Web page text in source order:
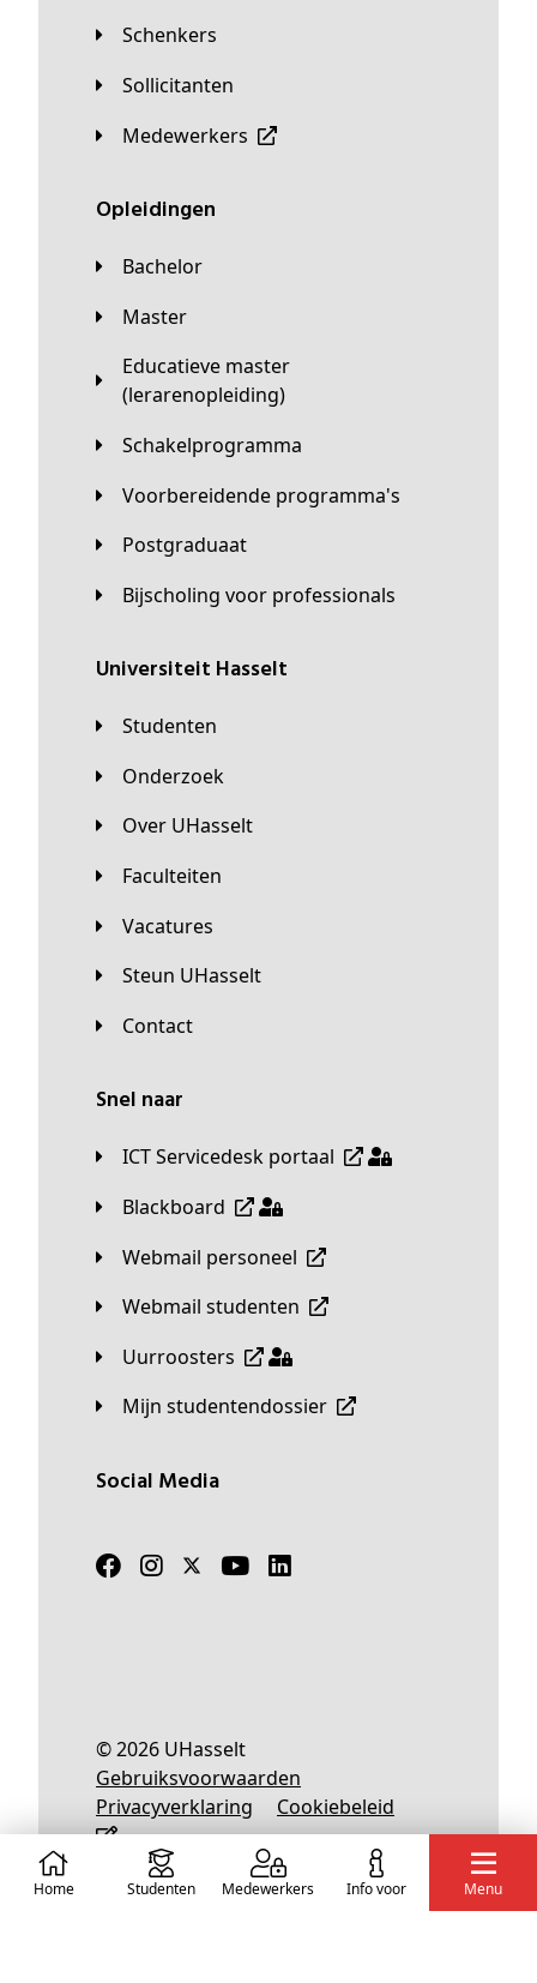
Schenkers
Sollicitanten
Medewerkers
Opleidingen
Bachelor
Master
Educatieve master
(lerarenopleiding)
Schakelprogramma
Voorbereidende programma's
Postgraduaat
Bijscholing voor professionals
universiteit Hasselt
Studenten
Onderzoek
Over UHasselt
Faculteiten
Vacatures
Steun UHasselt
Contact
Snel naar
ICT Servicedesk portaal
Blackboard
Webmail personeel
Webmail studenten
Uurroosters
Mijn studentendossier
Social Media
© 2026 UHasselt
Gebruiksvoorwaarden
Privacyverklaring
Cookiebeleid
Nederlands English
Home Studenten Medewerkers info voor Menu